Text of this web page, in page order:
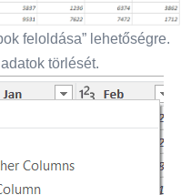
feloldása” lehetőségre.
törlését.